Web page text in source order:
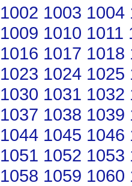
1002 1003 1004
1009 1010 1011
1016 1017 1018
1023 1024 1025
1030 1031 1032
1037 1038 1039
1044 1045 1046
1051 1052 1053
1058 1059 1060